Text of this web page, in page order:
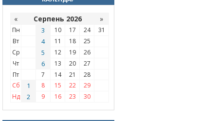
« Серпень 2026 »
Пн 3 10 17 24
31
Вт
4 11 18
25
Ср
5 12 19
26
Чт
6 13 20
27
Пт
7 14 21
28
Сб
1 8 15 22
29
Нд
2 9 16 23 30